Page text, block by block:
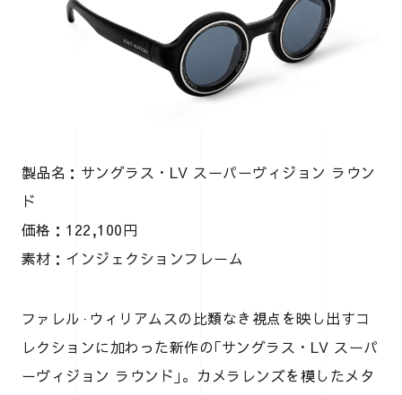
製品名：サングラス・LV スーパーヴィジョン ラウン
ド
価格：122,100円
素材：インジェクションフレーム
ファレル·ウィリアムスの比類なき視点を映し出すコ
レクションに加わった新作の｢サングラス・LV スーパ
ーヴィジョン ラウンド｣。カメラレンズを模したメタ